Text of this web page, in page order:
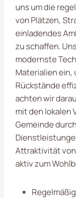
uns um die
von Plätzen,
einladendes
zu schaffen.
modernste
Materialien ein,
Rückstände
achten wir
mit den lokalen
Gemeinde
Attraktivität von
aktiv zum